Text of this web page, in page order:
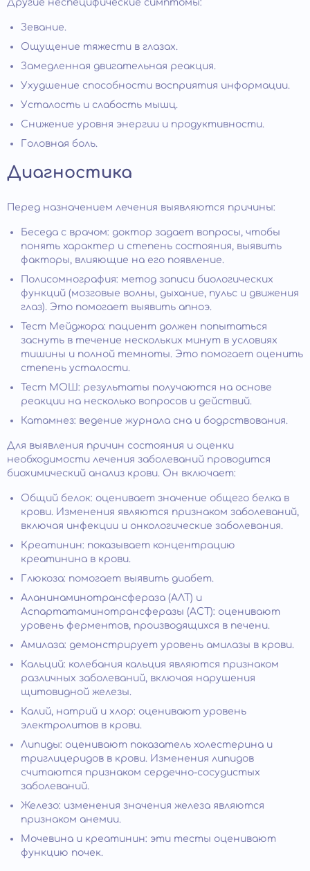
Другие неспецифические симптомы:
Зевание.
Ощущение тяжести в глазах.
Замедленная двигательная реакция.
Ухудшение способности восприятия информации.
Усталость и слабость мышц.
Снижение уровня энергии и продуктивности.
Головная боль.
Диагностика
Перед назначением лечения выявляются причины:
Беседа с врачом: доктор задает вопросы, чтобы
понять характер и степень состояния, выявить
факторы, влияющие на его появление.
Полисомнография: метод записи биологических
функций (мозговые волны, дыхание, пульс и движения
глаз). Это помогает выявить апноэ.
Тест Мейджора: пациент должен попытаться
заснуть в течение нескольких минут в условиях
тишины и полной темноты. Это помогает оценить
степень усталости.
Тест МОШ: результаты получаются на основе
реакции на несколько вопросов и действий.
Катамнез: ведение журнала сна и бодрствования.
Для выявления причин состояния и оценки
необходимости лечения заболеваний проводится
биохимический анализ крови. Он включает:
Общий белок: оценивает значение общего белка в
крови. Изменения являются признаком заболеваний,
включая инфекции и онкологические заболевания.
Креатинин: показывает концентрацию
креатинина в крови.
Глюкоза: помогает выявить диабет.
Аланинаминотрансфераза (АЛТ) и
Аспартатаминотрансферазы (АСТ): оценивают
уровень ферментов, производящихся в печени.
Амилаза: демонстрирует уровень амилазы в крови.
Кальций: колебания кальция являются признаком
различных заболеваний, включая нарушения
щитовидной железы.
Калий, натрий и хлор: оценивают уровень
электролитов в крови.
Липиды: оценивают показатель холестерина и
триглицеридов в крови. Изменения липидов
считаются признаком сердечно-сосудистых
заболеваний.
Железо: изменения значения железа являются
признаком анемии.
Мочевина и креатинин: эти тесты оценивают
функцию почек.